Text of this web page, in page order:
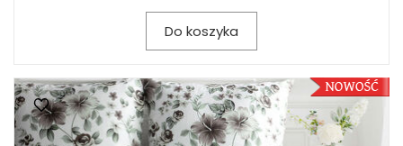
Do koszyka